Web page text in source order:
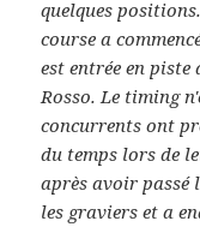
quelques
course a
est entrée en
Rosso. Le timing
concurrents ont
du temps lors de
après avoir passé
les graviers et a